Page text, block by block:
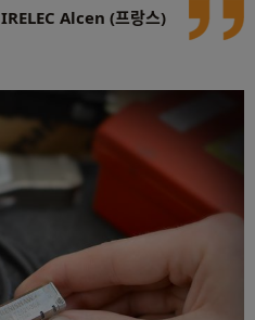
IRELEC Alcen (프랑스)